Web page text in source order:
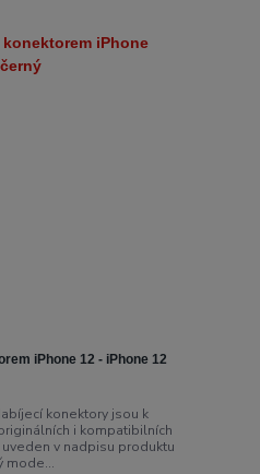
iPhone 12 - iPhone 12
konektory jsou k
i kompatibilních
v nadpisu produktu
mode...